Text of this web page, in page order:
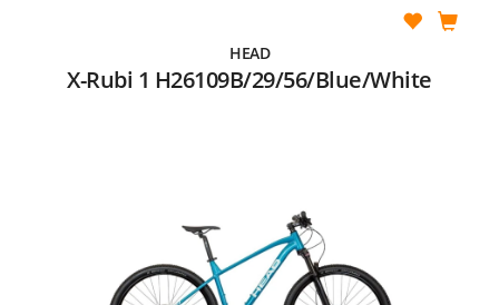
HEAD
X-Rubi 1 H26109B/29/56/Blue/White